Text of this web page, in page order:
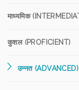
माध्यमिक
कुशल (PROFICIENT)
उन्नत (ADVANCED)